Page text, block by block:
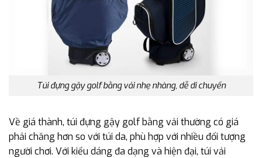
Túi đựng gậy golf bằng vải nhẹ nhàng, dễ di chuyển
Về giá thành, túi đựng gậy golf bằng vải thường có giá
phải chăng hơn so với túi da, phù hợp với nhiều đối tượng
người chơi. Với kiểu dáng đa dạng và hiện đại, túi vải